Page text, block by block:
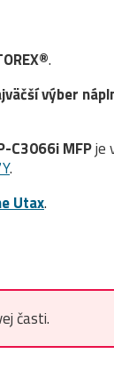
.
výber
C3066i MFPje
.
Utax.
časti.